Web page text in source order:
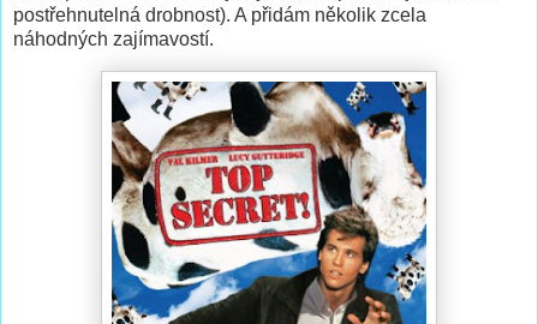
postřehnutelná drobnost). A přidám několik zcela
náhodných zajímavostí.